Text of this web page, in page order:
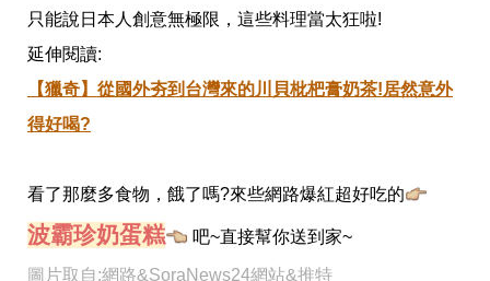
只能說日本人創意無極限，這些料理當太狂啦!
延伸閱讀:
【獵奇】從國外夯到台灣來的川貝枇杷膏奶茶!居然意外
得好喝?
看了那麼多食物，餓了嗎?來些網路爆紅超好吃的
波霸珍奶蛋糕 吧~直接幫你送到家~
圖片取自:網路&SoraNews24網站&推特